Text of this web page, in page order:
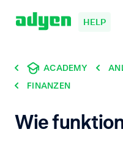
HELP
ACADEMY
FINANZEN
Wie